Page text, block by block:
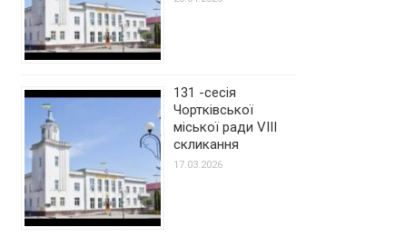
131 -сесія
Чортківської
міської ради VIII
скликання
17.03.2026